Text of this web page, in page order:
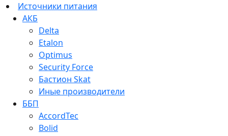
Источники питания
АКБ
Delta
Etalon
Optimus
Security Force
Бастион Skat
Иные производители
ББП
AccordTec
Bolid